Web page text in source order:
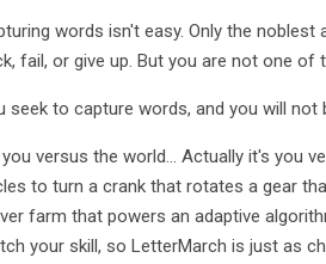
words isn't easy. Only the
fail, or give up. But you are not one of
seek to capture words, and you will not
versus the world... Actually it's you
to turn a crank that rotates a gear
farm that powers an adaptive
your skill, so LetterMarch is just as